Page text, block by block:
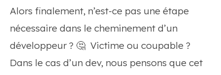
Alors finalement, n’est-ce pas une étape
nécessaire dans le cheminement d’un
développeur ? 🤔 Victime ou coupable ?
Dans le cas d’un dev, nous pensons que cet